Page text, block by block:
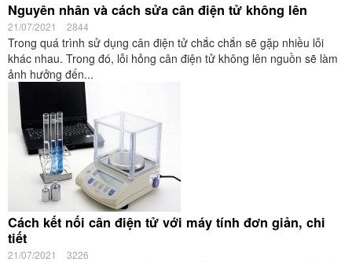
Nguyên nhân và cách sửa cân điện tử không lên
21/07/2021 2844
Trong quá trình sử dụng cân điện tử chắc chắn sẽ gặp nhiều lỗi
khác nhau. Trong đó, lỗi hỏng cân điện tử không lên nguồn sẽ làm
ảnh hưởng đến...
Cách kết nối cân điện tử với máy tính đơn giản, chi
tiết
21/07/2021 3226